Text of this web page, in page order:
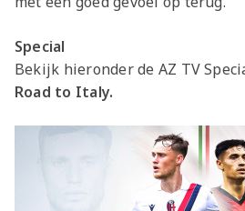
Special
Bekijk hieronder de AZ TV
Road to Italy.